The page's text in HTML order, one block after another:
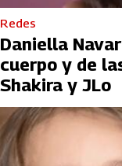
Redes
Daniella
cuerpo y de
Shakira y JLo